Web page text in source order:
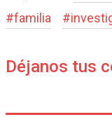
#familia #
Déjanos tus